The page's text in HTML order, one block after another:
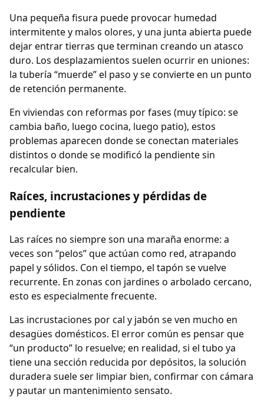
Una pequeña fisura puede provocar humedad
intermitente y malos olores, y una junta abierta puede
dejar entrar tierras que terminan creando un atasco
duro. Los desplazamientos suelen ocurrir en uniones:
la tubería “muerde” el paso y se convierte en un punto
de retención permanente.
En viviendas con reformas por fases (muy típico: se
cambia baño, luego cocina, luego patio), estos
problemas aparecen donde se conectan materiales
distintos o donde se modificó la pendiente sin
recalcular bien.
Raíces, incrustaciones y pérdidas de
pendiente
Las raíces no siempre son una maraña enorme: a
veces son “pelos” que actúan como red, atrapando
papel y sólidos. Con el tiempo, el tapón se vuelve
recurrente. En zonas con jardines o arbolado cercano,
esto es especialmente frecuente.
Las incrustaciones por cal y jabón se ven mucho en
desagües domésticos. El error común es pensar que
“un producto” lo resuelve; en realidad, si el tubo ya
tiene una sección reducida por depósitos, la solución
duradera suele ser limpiar bien, confirmar con cámara
y pautar un mantenimiento sensato.